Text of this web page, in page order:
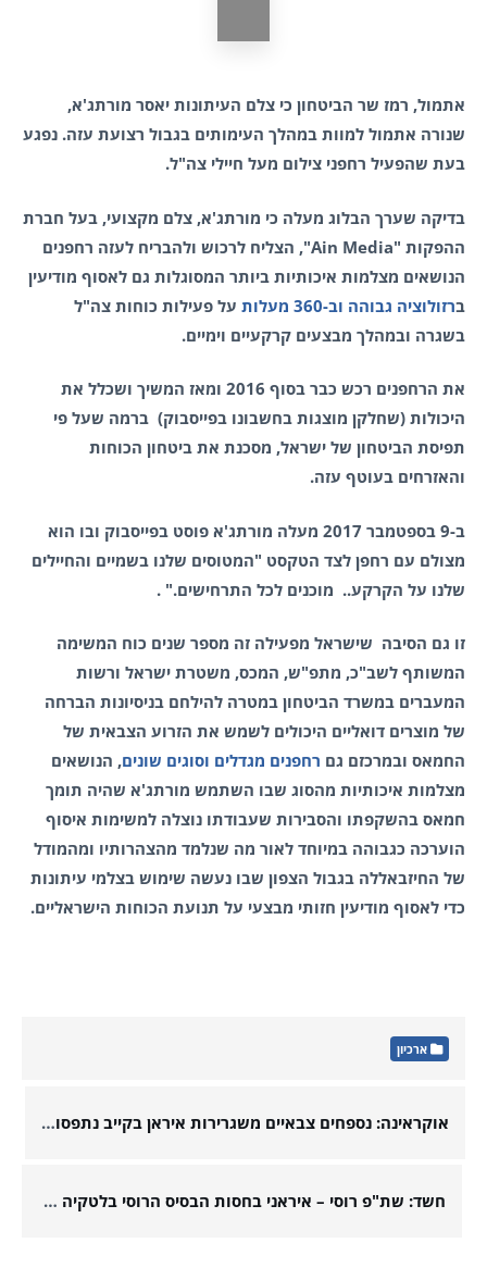
אתמול, רמז שר הביטחון כי צלם העיתונות יאסר מורתג'א,
שנורה אתמול למוות במהלך העימותים בגבול רצועת עזה. נפגע
בעת שהפעיל רחפני צילום מעל חיילי צה"ל.
בדיקה שערך הבלוג מעלה כי מורתג'א, צלם מקצועי, בעל חברת
ההפקות "Ain Media", הצליח לרכוש ולהבריח לעזה רחפנים
הנושאים מצלמות איכותיות ביותר המסוגלות גם לאסוף מודיעין
ברזולוציה גבוהה וב-360 מעלות
על פעילות כוחות צה"ל
בשגרה ובמהלך מבצעים קרקעיים וימיים.
את הרחפנים רכש כבר בסוף 2016 ומאז המשיך ושכלל את
היכולות (שחלקן מוצגות בחשבונו בפייסבוק) ברמה שעל פי
תפיסת הביטחון של ישראל, מסכנת את ביטחון הכוחות
והאזרחים בעוטף עזה.
ב-9 בספטמבר 2017 מעלה מורתג'א פוסט בפייסבוק ובו הוא
מצולם עם רחפן לצד הטקסט "המטוסים שלנו בשמיים והחיילים
שלנו על הקרקע.. מוכנים לכל התרחישים." .
זו גם הסיבה שישראל מפעילה זה מספר שנים כוח המשימה
המשותף לשב"כ, מתפ"ש, המכס, משטרת ישראל ורשות
המעברים במשרד הביטחון במטרה להילחם בניסיונות הברחה
של מוצרים דואליים היכולים לשמש את הזרוע הצבאית של
החמאס ובמרכזם גם רחפנים מגדלים וסוגים שונים, הנושאים
מצלמות איכותיות מהסוג שבו השתמש מורתג'א שהיה תומך
חמאס בהשקפתו והסבירות שעבודתו נוצלה למשימות איסוף
הוערכה כגבוהה במיוחד לאור מה שנלמד מהצהרותיו ומהמודל
של החיזבאללה בגבול הצפון שבו נעשה שימוש בצלמי עיתונות
כדי לאסוף מודיעין חזותי מבצעי על תנועת הכוחות הישראליים.
ארכיון
אוקראינה: נספחים צבאיים משגרירות איראן בקייב נתפסו על חם כשברשותם חלקי טיל שיוט רוסי עם תכניות הייצור
חשד: שת"פ רוסי – איראני בחסות הבסיס הרוסי בלטקיה על רקע עסקאות ביטחוניות בין מוסקבה לטהראן